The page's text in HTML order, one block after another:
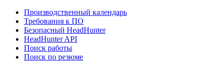
Производственный календарь
Требования к ПО
Безопасный HeadHunter
HeadHunter API
Поиск работы
Поиск по резюме